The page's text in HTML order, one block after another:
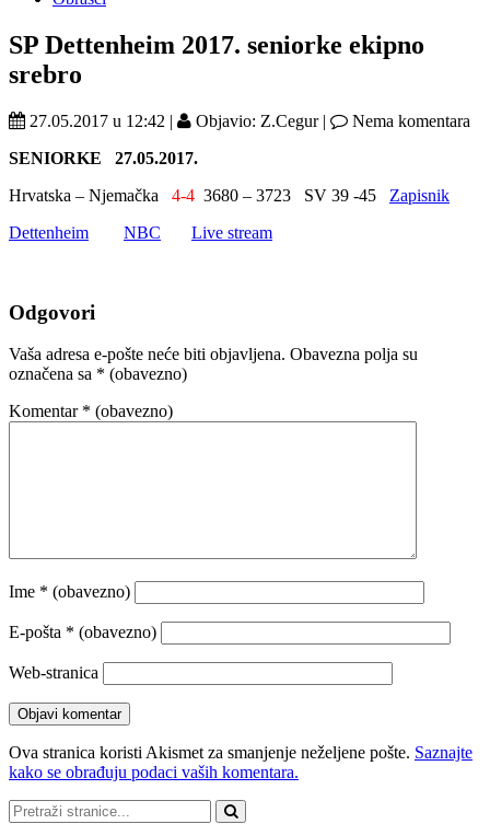
SP Dettenheim 2017. seniorke ekipno
srebro
27.05.2017 u 12:42 | Objavio: Z.Cegur |
Nema komentara
SENIORKE
27.05.2017.
Hrvatska – Njemačka 4-4 3680 – 3723 SV 39 -45 Zapisnik
Dettenheim
NBC Live stream
Odgovori
Vaša adresa e-pošte neće biti objavljena. Obavezna polja su
označena sa * (obavezno)
Komentar * (obavezno)
Ime * (obavezno)
E-pošta * (obavezno)
Web-stranica
Ova stranica koristi Akismet za smanjenje neželjene pošte. Saznajte
kako se obrađuju podaci vaših komentara.
Pretraži